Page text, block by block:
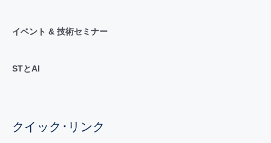
イベント & 技術セミナー
STとAI
クイック･リンク